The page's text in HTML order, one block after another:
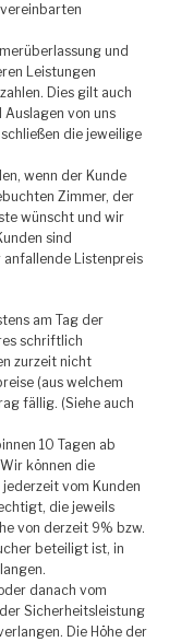
und
Leistungen
Dies gilt auch
von uns
die jeweilige
wenn der Kunde
Zimmer, der
wünscht und wir
sind
Listenpreis
am Tag der
schriftlich
zurzeit nicht
(aus welchem
fällig. (Siehe auch
10 Tagen ab
können die
vom Kunden
die jeweils
von derzeit 9% bzw.
beteiligt ist, in
danach vom
Sicherheitsleistung
Die Höhe der